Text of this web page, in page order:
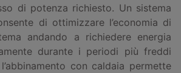
di potenza richiesto. Un sistema
di ottimizzare l’economia di
andando a richiedere energia
durante i periodi più freddi
l’abbinamento con caldaia permette